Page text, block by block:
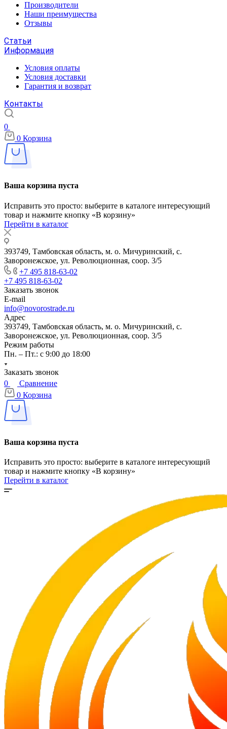
Производители
Наши преимущества
Отзывы
Статьи
Информация
Условия оплаты
Условия доставки
Гарантия и возврат
Контакты
0
0 Корзина
Ваша корзина пуста
Исправить это просто: выберите в каталоге интересующий
товар и нажмите кнопку «В корзину»
Перейти в каталог
393749, Тамбовская область, м. о. Мичуринский, с.
Заворонежское, ул. Революционная, соор. 3/5
+7 495 818-63-02
+7 495 818-63-02
Заказать звонок
E-mail
info@novorostrade.ru
Адрес
393749, Тамбовская область, м. о. Мичуринский, с.
Заворонежское, ул. Революционная, соор. 3/5
Режим работы
Пн. – Пт.: с 9:00 до 18:00
Заказать звонок
0
Сравнение
0 Корзина
Ваша корзина пуста
Исправить это просто: выберите в каталоге интересующий
товар и нажмите кнопку «В корзину»
Перейти в каталог